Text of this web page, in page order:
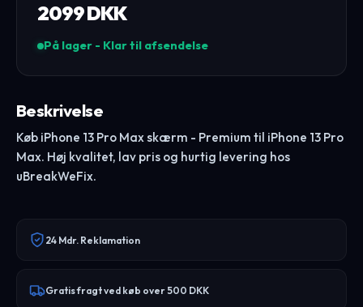
2099DKK
På lager - Klar til afsendelse
Beskrivelse
Køb iPhone 13 Pro Max skærm - Premium til iPhone 13 Pro
Max. Høj kvalitet, lav pris og hurtig levering hos
uBreakWeFix.
24 Mdr. Reklamation
Gratis fragt ved køb over 500 DKK